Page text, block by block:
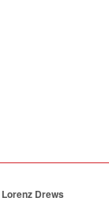
Lorenz Drews